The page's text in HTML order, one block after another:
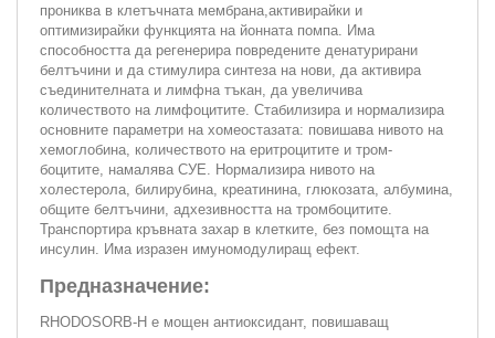
прониква в клетъчната мембрана,активирайки и
оптимизирайки функцията на йонната помпа. Има
способността да регенерира повредените денатурирани
белтъчини и да стимулира синтеза на нови, да активира
съединителната и лимфна тъкан, да увеличива
количеството на лимфоцитите. Стабилизира и нормализира
основните параметри на хомеостазата: повишава нивото на
хемоглобина, количеството на еритроцитите и тром-
боцитите, намалява СУЕ. Нормализира нивото на
холестерола, билирубина, креатинина, глюкозата, албумина,
общите белтъчини, адхезивността на тромбоцитите.
Транспортира кръвната захар в клетките, без помощта на
инсулин. Има изразен имуномодулиращ ефект.
Предназначение:
RHODOSORB-H е мощен антиоксидант, повишаващ